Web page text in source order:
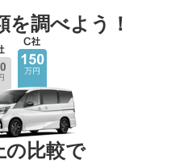
を調べよう！
の比較で